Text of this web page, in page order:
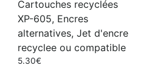
Cartouches recyclées
XP-605, Encres
alternatives, Jet d'encre
recyclee ou compatible
5.30€